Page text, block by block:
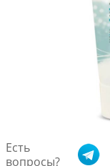
Есть
вопросы?